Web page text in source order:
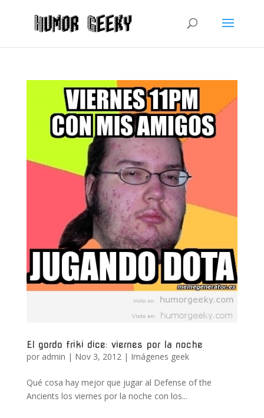
El gordo friki dice: viernes por la noche
por admin | Nov 3, 2012| Imágenes geek
Qué cosa hay mejor que jugar al Defense of the
Ancients los viernes por la noche con los...